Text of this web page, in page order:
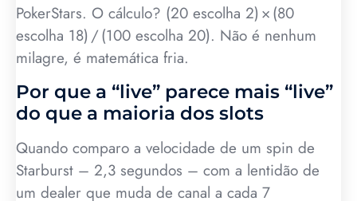
PokerStars. O cálculo? (20 escolha 2) × (80
escolha 18) / (100 escolha 20). Não é nenhum
milagre, é matemática fria.
Por que a “live” parece mais “live”
do que a maioria dos slots
Quando comparo a velocidade de um spin de
Starburst – 2,3 segundos – com a lentidão de
um dealer que muda de canal a cada 7